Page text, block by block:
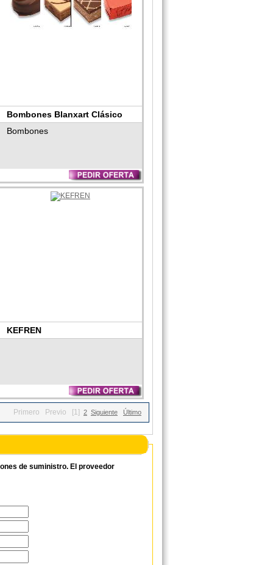
Bombones Blanxart Clásico
Bombones
KEFREN
Primero Previo [1] 2 Siguiente Último
de suministro. El proveedor